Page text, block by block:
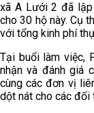
xã A Lưới 2 đã lập
cho 30 hộ này. Cụ
với tổng kinh phí
Tại buổi làm việc,
nhận và đánh giá
cùng các đơn vị
dột nát cho các đối